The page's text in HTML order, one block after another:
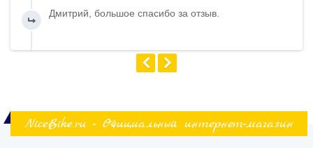
Дмитрий, большое спасибо за отзыв.
NiceBike.ru - Официальный интернет-магазин